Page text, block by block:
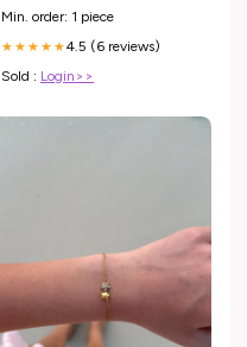
Min. order: 1 piece
★★★★★4.5 (6 reviews)
Sold : Login>>